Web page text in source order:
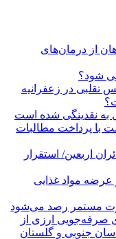
از درمان‌های
شود؟
تقلبی در زعفرانیه
با پرداخت مطالبات
به زائران اربعین/ استقرار
عرضه مواد غذایی
مستمر رصد می‌شود
صرفه‌جویی ارزی از
جنوبی و گلستان